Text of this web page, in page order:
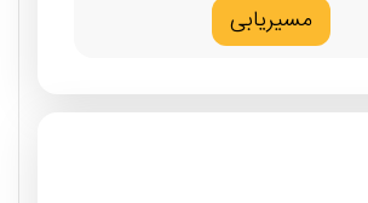
مسیریابی